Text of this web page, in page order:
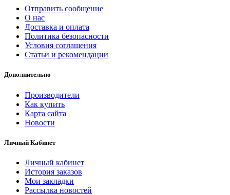
Отправить сообщение
О нас
Доставка и оплата
Политика безопасности
Условия соглашения
Статьи и рекомендации
Дополнительно
Производители
Как купить
Карта сайта
Новости
Личный Кабинет
Личный кабинет
История заказов
Мои закладки
Рассылка новостей